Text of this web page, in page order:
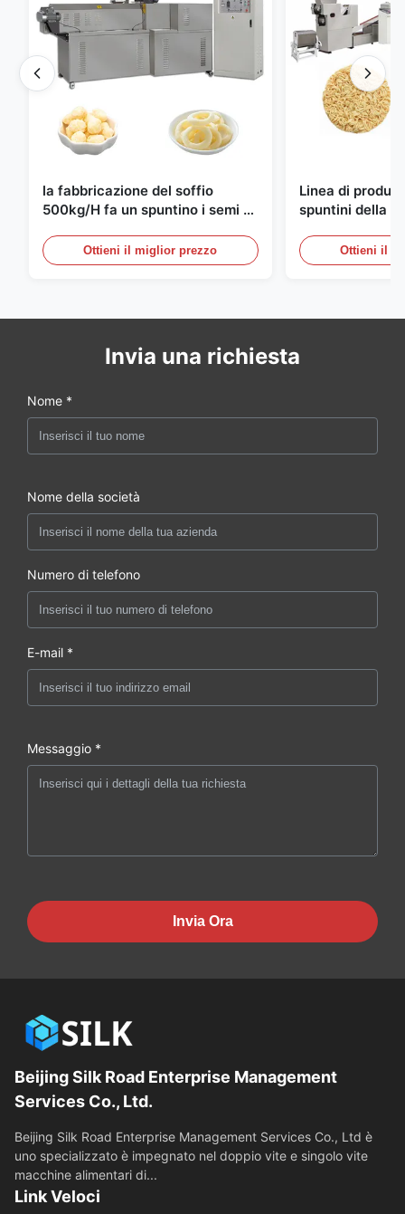
la fabbricazione del soffio
500kg/H fa un spuntino i semi di
automaticiOttieni il miglior prezzo
Linea di
spuntini della
10000pcs/8h
Ottieni il
Invia una richiesta
Nome *
Nome della società
Numero di telefono
E-mail *
Messaggio *
Invia Ora
Beijing Silk Road Enterprise Management
Services Co., Ltd.
Beijing Silk Road Enterprise Management Services Co., Ltd è
uno specializzato è impegnato nel doppio vite e singolo vite
macchine alimentari di...
Link Veloci